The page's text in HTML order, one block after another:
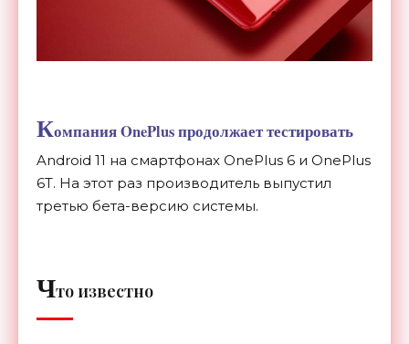
Компания OnePlus продолжает тестировать
Android 11 на смартфонах OnePlus 6 и OnePlus
6T. На этот раз производитель выпустил
третью бета-версию системы.
Что известно